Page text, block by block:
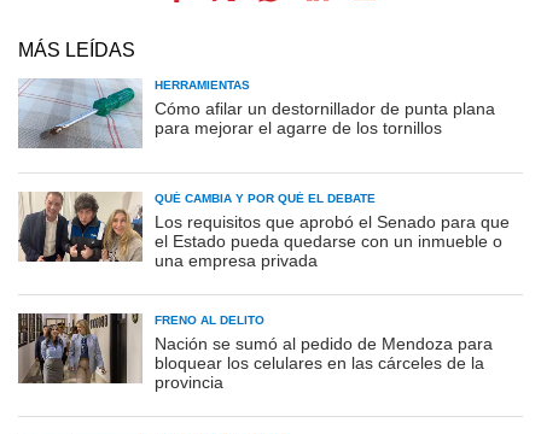
MÁS LEÍDAS
HERRAMIENTAS
Cómo afilar un destornillador de punta plana
para mejorar el agarre de los tornillos
QUÉ CAMBIA Y POR QUÉ EL DEBATE
Los requisitos que aprobó el Senado para que
el Estado pueda quedarse con un inmueble o
una empresa privada
FRENO AL DELITO
Nación se sumó al pedido de Mendoza para
bloquear los celulares en las cárceles de la
provincia